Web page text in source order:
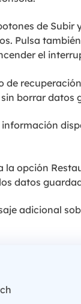
de Subir
Pulsa
el
de
borrar datos
información
la opción
datos
adicional